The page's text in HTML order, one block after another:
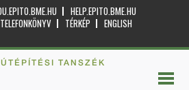
HELP.EPITO.BME.HU
TELEFONKÖNYV TÉRKÉP
ENGLISH
TANSZÉK